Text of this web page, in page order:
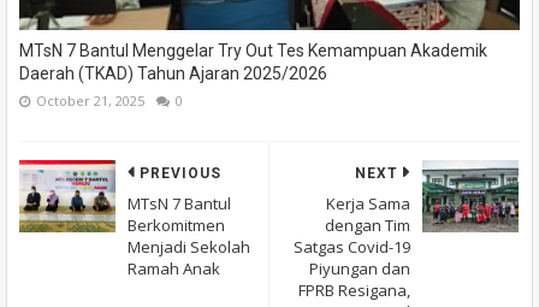
MTsN 7 Bantul Menggelar Try Out Tes Kemampuan Akademik
Daerah (TKAD) Tahun Ajaran 2025/2026
October 21, 2025 0
NEXT
Kerja Sama
dengan Tim
Satgas Covid-19
Piyungan dan
FPRB Resigana,
PREVIOUS
MTsN 7 Bantul
Berkomitmen
Menjadi Sekolah
Ramah Anak